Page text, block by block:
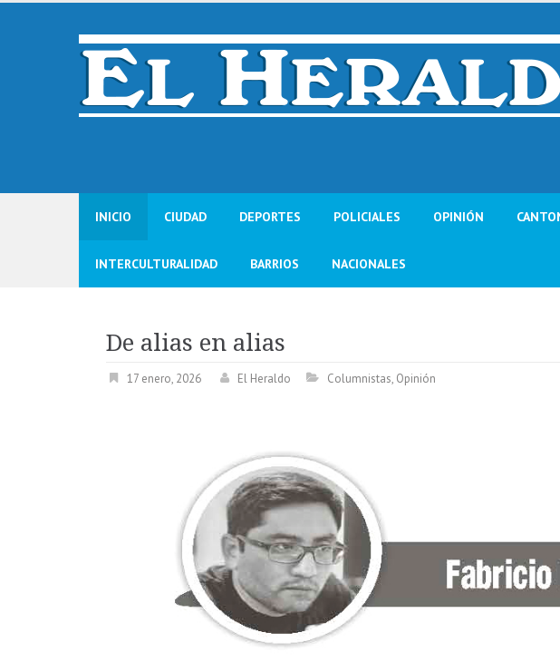
Skip
INICIO CIUDAD DEPORTES POLICIALES OPINIÓN
INTERCULTURALIDAD BARRIOS NACIONALES
De alias en alias
17 enero, 2026 El Heraldo Columnistas, Opinión